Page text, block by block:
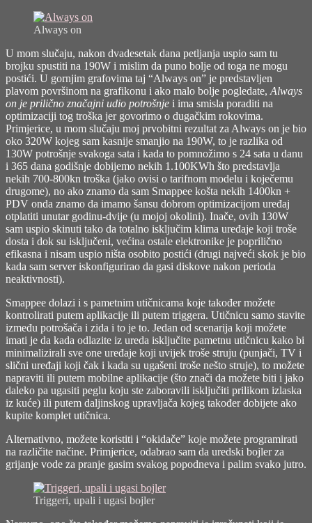
Always on
U mom slučaju, nakon dvadesetak dana petljanja uspio sam tu
brojku spustiti na 190W i mislim da puno bolje od toga ne mogu
postići. U gornjim grafovima taj “Always on” je predstavljen
plavom površinom na grafikonu i ako malo bolje pogledate, Always
on je prilično značajni udio potrošnje i ima smisla poraditi na
optimizaciji tog troška jer govorimo o dugačkim rokovima.
Primjerice, u mom slučaju moj prvobitni rezultat za Always on je bio
oko 320W kojeg sam kasnije smanjio na 190W, to je razlika od
130W potrošnje svakoga sata i kada to pomnožimo s 24 sata u danu
i 365 dana godišnje dobijemo nekih 1.100KWh što predstavlja
nekih 700-800kn troška (jako ovisi o tarifnom modelu i koječemu
drugome), no ako znamo da sam Smappee košta nekih 1400kn +
PDV onda znamo da imamo šansu dobrom optimizacijom uređaj
otplatiti unutar godinu-dvije (u mojoj okolini). Inače, ovih 130W
sam uspio skinuti tako da totalno isključim klima uređaje koji troše
dosta i dok su isključeni, većina ostale elektronike je poprilično
efikasna i nisam uspio ništa osobito postići (drugi najveći skok je bio
kada sam server iskonfigurirao da gasi diskove nakon perioda
neaktivnosti).
Smappee dolazi i s pametnim utičnicama koje također možete
kontrolirati putem aplikacije ili putem triggera. Utičnicu samo stavite
između potrošača i zida i to je to. Jedan od scenarija koji možete
imati je da kada odlazite iz ureda isključite pametnu utičnicu kako bi
minimalizirali sve one uređaje koji uvijek troše struju (punjači, TV i
slični uređaji koji čak i kada su ugašeni troše nešto struje), to možete
napraviti ili putem mobilne aplikacije (što znači da možete biti i jako
daleko pa ugasiti peglu koju ste zaboravili isključiti prilikom izlaska
iz kuće) ili putem daljinskog upravljača kojeg također dobijete ako
kupite komplet utičnica.
Alternativno, možete koristiti i “okidače” koje možete programirati
na različite načine. Primjerice, odabrao sam da uredski bojler za
grijanje vode za pranje gasim svakog popodneva i palim svako jutro.
Triggeri, upali i ugasi bojler